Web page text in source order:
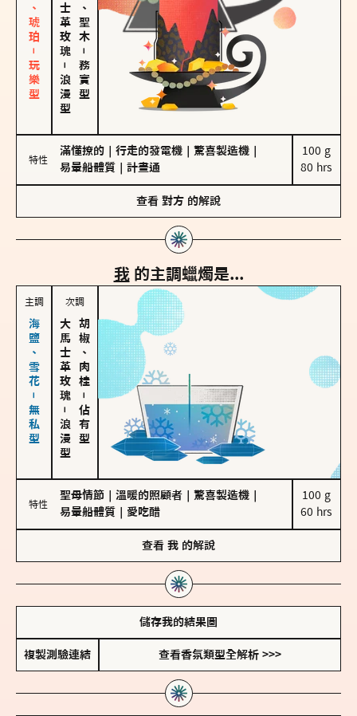
皮革、琥珀－玩樂型 －
浪漫型
－
務實型
特性
滿懂撩的 行走的發電機 驚喜製造機
易暈船體質
計畫通
100 g
80 hrs
查看 對方 的解說
我 的主調蠟燭是...
主調
海鹽、雪花－無私型
次調
大馬士革玫瑰
－
浪漫型
胡椒、肉桂
－
佔有型
特性
聖母情節 溫暖的照顧者 驚喜製造機
易暈船體質
愛吃醋
100 g
60 hrs
查看 我 的解說
儲存我的結果圖
複製測驗連結 查看香氛類型全解析 >>>